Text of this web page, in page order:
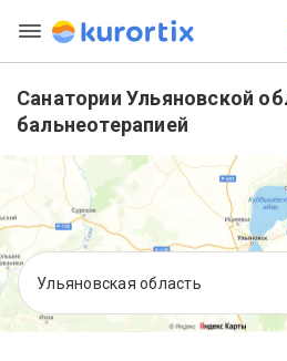
Санатории Ульяновской
бальнеотерапией
Ульяновская область